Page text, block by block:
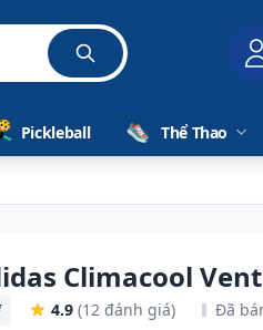
Pickleball Thể Thao
Climacool
4.9 (12 đánh giá) Đã